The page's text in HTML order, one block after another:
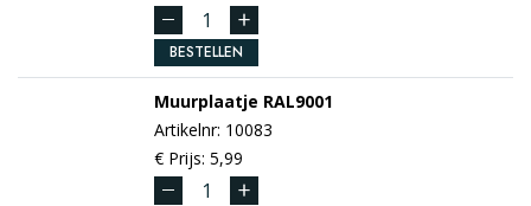
BESTELLEN
Muurplaatje RAL9001
Artikelnr: 10083
€ Prijs: 5,99